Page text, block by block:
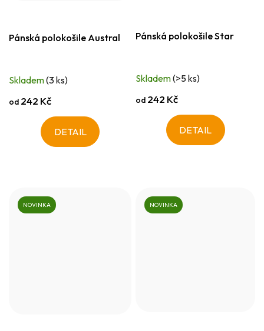
Pánská polokošile Austral
Skladem(3 ks)
od 242 Kč
DETAIL
Pánská polokošile Star
Skladem(>5 ks)
od 242 Kč
DETAIL
NOVINKA NOVINKA